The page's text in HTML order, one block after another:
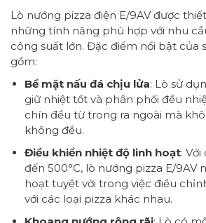
Lò nướng pizza điện E/9AV được
những tính năng phù hợp với nhu
công suất lớn. Đặc điểm nổi bật của
gồm:
Bề mặt nấu đá chịu lửa: Lò sử
giữ nhiệt tốt và phân phối đều
chín đều từ trong ra ngoài mà
không đều.
Điều khiển nhiệt độ linh hoạt: Với
đến 500°C, lò nướng pizza E/9AV
hoạt tuyệt vời trong việc điều
với các loại pizza khác nhau.